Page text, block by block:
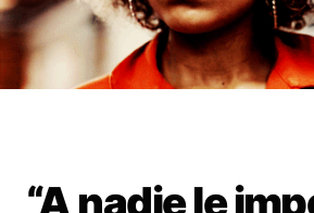
“A nadie le